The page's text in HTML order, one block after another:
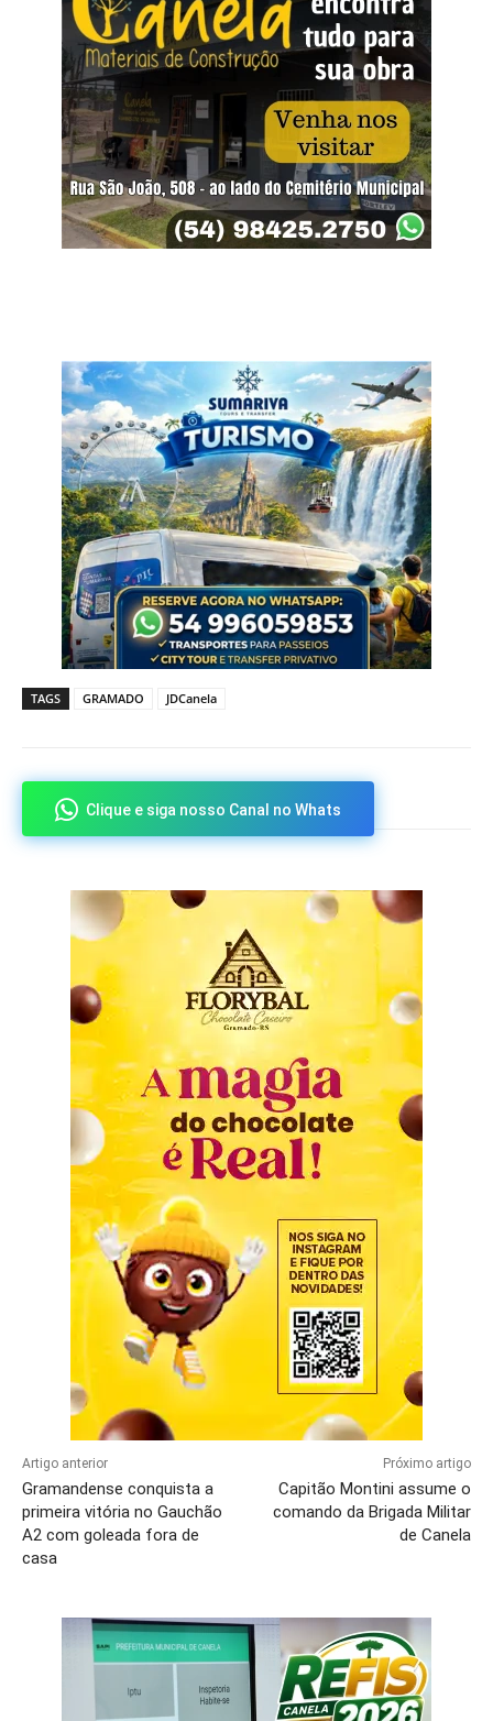
TAGS GRAMADO JDCanela
Clique e siga nosso Canal no Whats
Artigo anterior
Gramandense conquista a
primeira vitória no Gauchão
A2 com goleada fora de
casa
Próximo artigo
Capitão Montini assume o
comando da Brigada Militar
de Canela